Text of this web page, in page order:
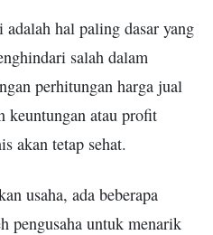
adalah hal paling dasar yang
salah dalam
perhitungan harga jual
keuntungan atau profit
akan tetap sehat.
usaha, ada beberapa
pengusaha untuk menarik